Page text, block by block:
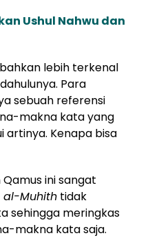
Ushul Nahwu dan
lebih terkenal
Para
sebuah referensi
makna kata yang
artinya. Kenapa bisa
ini sangat
al-Muhith tidak
sehingga meringkas
makna kata saja.